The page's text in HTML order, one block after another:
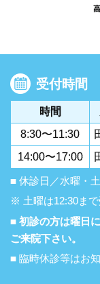
受付時間
時間
8:30〜11:30
14:00〜17:00
■ 休診日／水曜・
※ 土曜は12:30ま
■ 初診の方は曜日
ご来院下さい。
■ 臨時休診等はお